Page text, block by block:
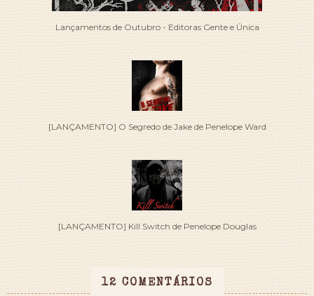
Lançamentos de Outubro - Editoras Gente e Única
[LANÇAMENTO] O Segredo de Jake de Penelope Ward
[LANÇAMENTO] Kill Switch de Penelope Douglas
12 COMENTÁRIOS